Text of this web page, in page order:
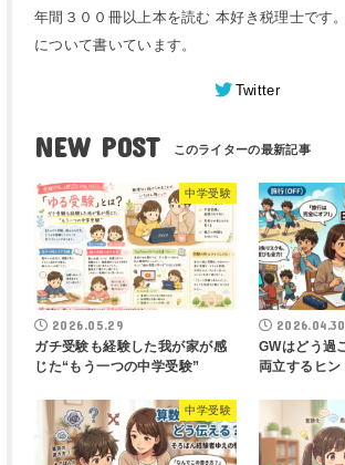
年間３００冊以上本を読む 本好き税理士です
について書いています。
Twitter
NEW POST
中学受験
2026.05.29
ガチ受験も経験した我が家が感
じた“もう一つの中学受験”
2026.04.30
GWはどう過
両立するヒン
中学受験